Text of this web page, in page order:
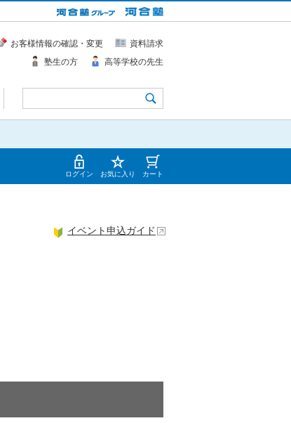
お客様情報の確認・変更
資料請求
塾生の方
高等学校の先生
ログイン お気に入り カート
イベント申込ガイド